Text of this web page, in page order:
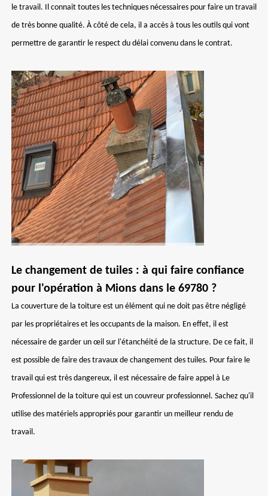
le travail. Il connait toutes les techniques nécessaires pour faire un travail
de très bonne qualité. À côté de cela, il a accès à tous les outils qui vont
permettre de garantir le respect du délai convenu dans le contrat.
Le changement de tuiles : à qui faire confiance
pour l'opération à Mions dans le 69780 ?
La couverture de la toiture est un élément qui ne doit pas être négligé
par les propriétaires et les occupants de la maison. En effet, il est
nécessaire de garder un œil sur l'étanchéité de la structure. De ce fait, il
est possible de faire des travaux de changement des tuiles. Pour faire le
travail qui est très dangereux, il est nécessaire de faire appel à Le
Professionnel de la toiture qui est un couvreur professionnel. Sachez qu'il
utilise des matériels appropriés pour garantir un meilleur rendu de
travail.